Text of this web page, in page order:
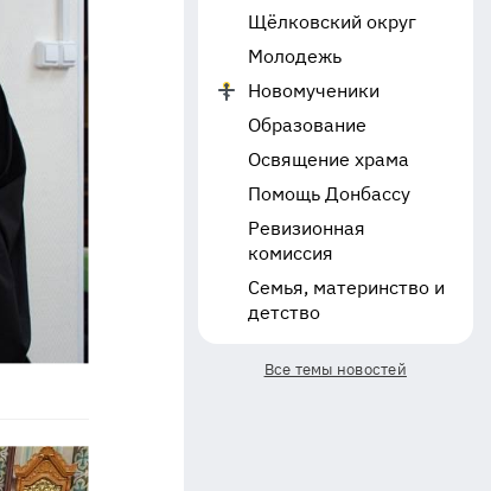
Щёлковский округ
Молодежь
Новомученики
Образование
Освящение храма
Помощь Донбассу
Ревизионная
комиссия
Семья, материнство и
детство
Все темы новостей